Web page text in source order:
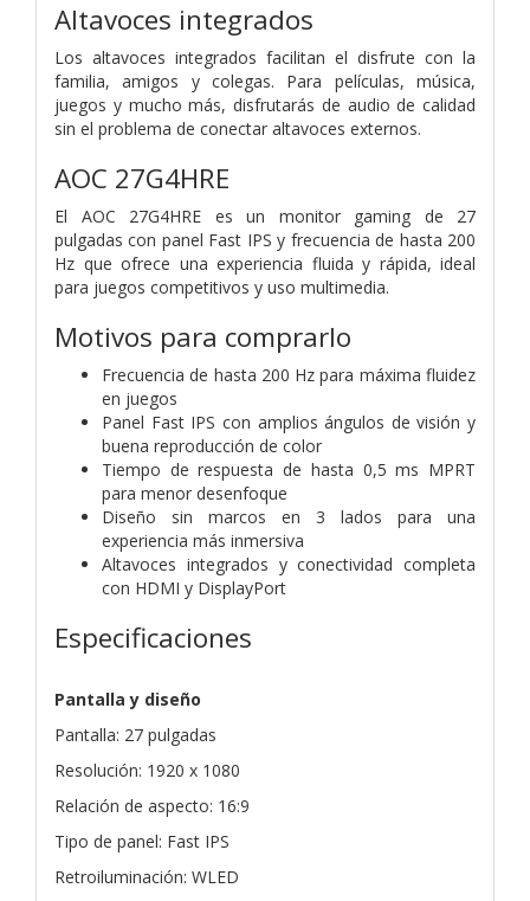
Altavoces integrados
Los altavoces integrados facilitan el disfrute con la
familia, amigos y colegas. Para películas, música,
juegos y mucho más, disfrutarás de audio de calidad
sin el problema de conectar altavoces externos.
AOC 27G4HRE
El AOC 27G4HRE es un monitor gaming de 27
pulgadas con panel Fast IPS y frecuencia de hasta 200
Hz que ofrece una experiencia fluida y rápida, ideal
para juegos competitivos y uso multimedia.
Motivos para comprarlo
Frecuencia de hasta 200 Hz para máxima fluidez
en juegos
Panel Fast IPS con amplios ángulos de visión y
buena reproducción de color
Tiempo de respuesta de hasta 0,5 ms MPRT
para menor desenfoque
Diseño sin marcos en 3 lados para una
experiencia más inmersiva
Altavoces integrados y conectividad completa
con HDMI y DisplayPort
Especificaciones
Pantalla y diseño
Pantalla: 27 pulgadas
Resolución: 1920 x 1080
Relación de aspecto: 16:9
Tipo de panel: Fast IPS
Retroiluminación: WLED